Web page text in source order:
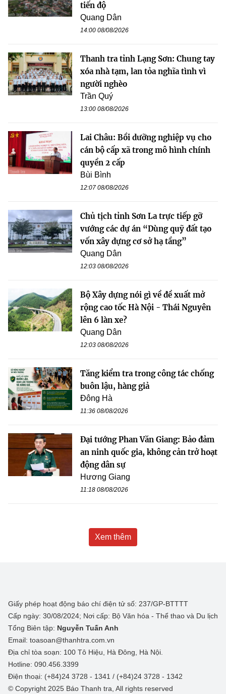
tiến độ
Quang Dân
14:00 08/08/2026
Thanh tra tỉnh Lạng Sơn: Chung tay
xóa nhà tạm, lan tỏa nghĩa tình vì
người nghèo
Trần Quý
13:00 08/08/2026
Lai Châu: Bồi dưỡng nghiệp vụ cho
cán bộ cấp xã trong mô hình chính
quyền 2 cấp
Bùi Bình
12:07 08/08/2026
Chủ tịch tỉnh Sơn La trực tiếp gỡ
vướng các dự án “Dùng quỹ đất tạo
vốn xây dựng cơ sở hạ tầng”
Quang Dân
12:03 08/08/2026
Bộ Xây dựng nói gì về đề xuất mở
rộng cao tốc Hà Nội - Thái Nguyên
lên 6 làn xe?
Quang Dân
12:03 08/08/2026
Tăng kiểm tra trong công tác chống
buôn lậu, hàng giả
Đông Hà
11:36 08/08/2026
Đại tướng Phan Văn Giang: Bảo đảm
an ninh quốc gia, không cản trở hoạt
động dân sự
Hương Giang
11:18 08/08/2026
Xem thêm
Giấy phép hoạt động báo chí điện tử số: 237/GP-BTTTT
Cấp ngày: 30/08/2024; Nơi cấp: Bộ Văn hóa - Thể thao và Du lịch
Tổng Biên tập: Nguyễn Tuấn Anh
Email: toasoan@thanhtra.com.vn
Địa chỉ tòa soạn: 100 Tô Hiệu, Hà Đông, Hà Nội.
Hotline: 090.456.3399
Điện thoại: (+84)24 3728 - 1341 / (+84)24 3728 - 1342
© Copyright 2025 Báo Thanh tra, All rights reserved